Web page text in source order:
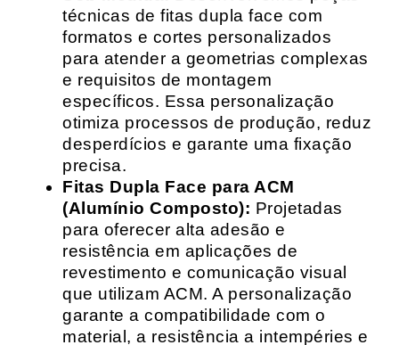
técnicas de fitas dupla face com
formatos e cortes personalizados
para atender a geometrias complexas
e requisitos de montagem
específicos. Essa personalização
otimiza processos de produção, reduz
desperdícios e garante uma fixação
precisa.
Fitas Dupla Face para ACM
(Alumínio Composto): Projetadas
para oferecer alta adesão e
resistência em aplicações de
revestimento e comunicação visual
que utilizam ACM. A personalização
garante a compatibilidade com o
material, a resistência a intempéries e